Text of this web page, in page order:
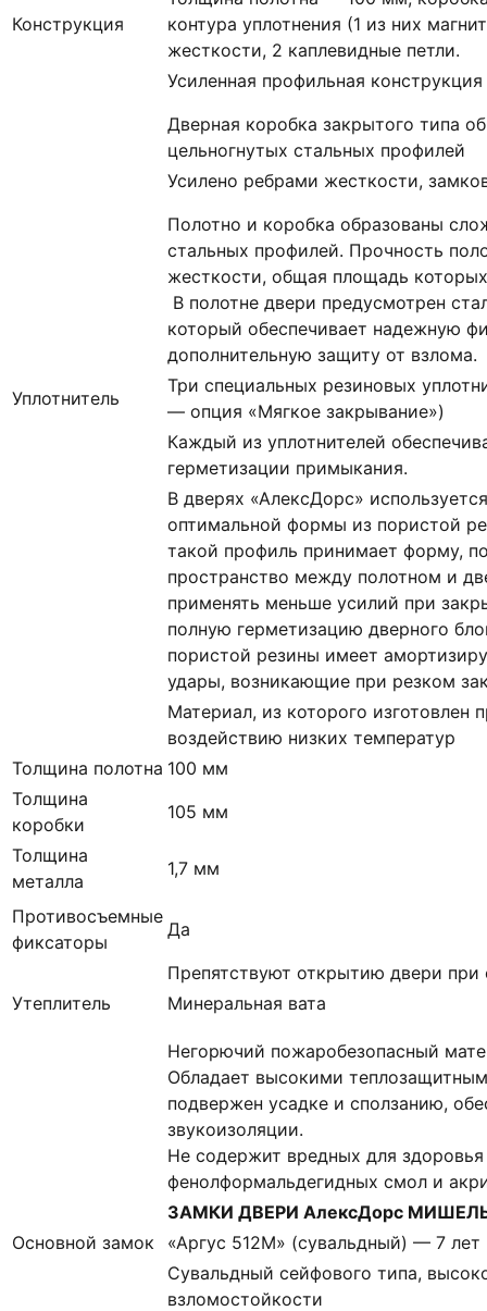
Конструкция
контура уплотнения (1 из них
жесткости, 2 каплевидные петли.
Усиленная профильная конструкция
Дверная коробка закрытого типа
цельногнутых стальных профилей
Усилено ребрами жесткости,
Полотно и коробка образованы
стальных профилей. Прочность
жесткости, общая площадь
В полотне двери предусмотрен
который обеспечивает надежную
дополнительную защиту от взлома.
Уплотнитель
Три специальных резиновых
— опция «Мягкое закрывание»)
Каждый из уплотнителей
герметизации примыкания.
В дверях «АлексДорс»
оптимальной формы из пористой
такой профиль принимает форму,
пространство между полотном и
применять меньше усилий при
полную герметизацию дверного
пористой резины имеет
удары, возникающие при резком
Материал, из которого изготовлен
воздействию низких температур
Толщина полотна 100 мм
Толщина
коробки
105 мм
Толщина
металла
1,7 мм
Противосъемные
фиксаторы
Да
Препятствуют открытию двери при
Утеплитель
Минеральная вата
Негорючий пожаробезопасный
Обладает высокими
подвержен усадке и сползанию,
звукоизоляции.
Не содержит вредных для
фенолформальдегидных смол и
ЗАМКИ ДВЕРИ АлексДорс МИШЕЛЬ
Основной замок
«Аргус 512М» (сувальдный) — 7 лет
Сувальдный сейфового типа,
взломостойкости